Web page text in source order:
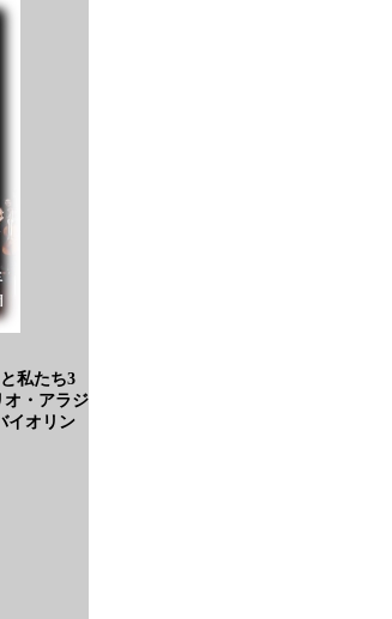
私たち3
オ・アラジ
イオリン